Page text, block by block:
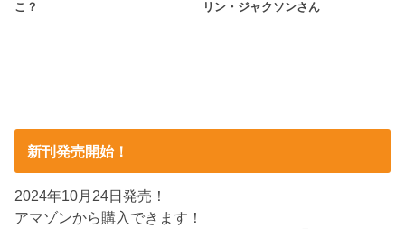
こ？
リン・ジャクソンさん
新刊発売開始！
2024年10月24日発売！
アマゾンから購入できます！